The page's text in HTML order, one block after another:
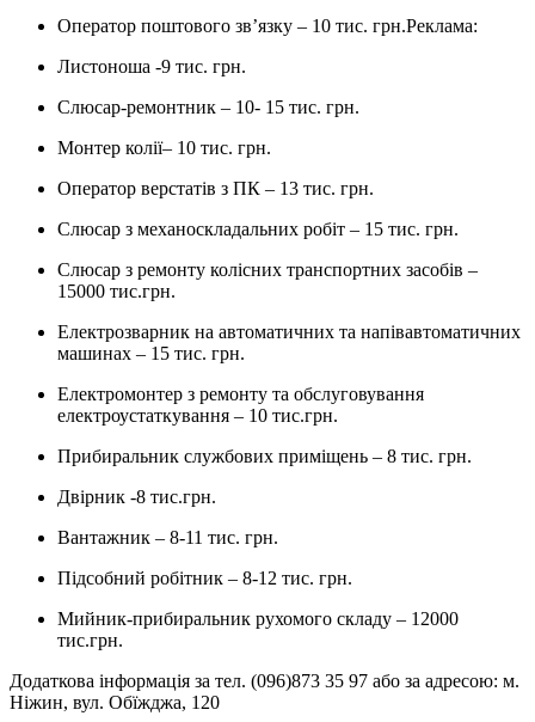
Оператор поштового зв’язку – 10 тис. грн.Реклама:
Листоноша -9 тис. грн.
Слюсар-ремонтник – 10- 15 тис. грн.
Монтер колії– 10 тис. грн.
Оператор верстатів з ПК – 13 тис. грн.
Слюсар з механоскладальних робіт – 15 тис. грн.
Слюсар з ремонту колісних транспортних засобів –
15000 тис.грн.
Електрозварник на автоматичних та напівавтоматичних
машинах – 15 тис. грн.
Електромонтер з ремонту та обслуговування
електроустаткування – 10 тис.грн.
Прибиральник службових приміщень – 8 тис. грн.
Двірник -8 тис.грн.
Вантажник – 8-11 тис. грн.
Підсобний робітник – 8-12 тис. грн.
Мийник-прибиральник рухомого складу – 12000
тис.грн.
Додаткова інформація за тел. (096)873 35 97 або за адресою: м.
Ніжин, вул. Обїжджа, 120